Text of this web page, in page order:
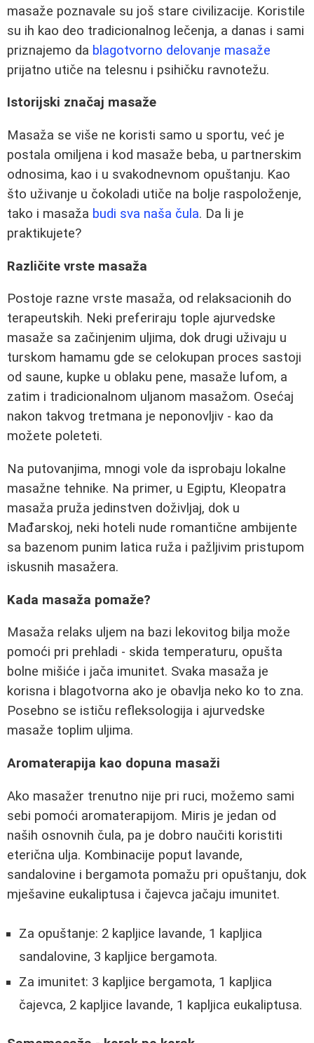
masaže poznavale su još stare civilizacije. Koristile
su ih kao deo tradicionalnog lečenja, a danas i sami
priznajemo da blagotvorno delovanje masaže
prijatno utiče na telesnu i psihičku ravnotežu.
Istorijski značaj masaže
Masaža se više ne koristi samo u sportu, već je
postala omiljena i kod masaže beba, u partnerskim
odnosima, kao i u svakodnevnom opuštanju. Kao
što uživanje u čokoladi utiče na bolje raspoloženje,
tako i masaža budi sva naša čula. Da li je
praktikujete?
Različite vrste masaža
Postoje razne vrste masaža, od relaksacionih do
terapeutskih. Neki preferiraju tople ajurvedske
masaže sa začinjenim uljima, dok drugi uživaju u
turskom hamamu gde se celokupan proces sastoji
od saune, kupke u oblaku pene, masaže lufom, a
zatim i tradicionalnom uljanom masažom. Osećaj
nakon takvog tretmana je neponovljiv - kao da
možete poleteti.
Na putovanjima, mnogi vole da isprobaju lokalne
masažne tehnike. Na primer, u Egiptu, Kleopatra
masaža pruža jedinstven doživljaj, dok u
Mađarskoj, neki hoteli nude romantične ambijente
sa bazenom punim latica ruža i pažljivim pristupom
iskusnih masažera.
Kada masaža pomaže?
Masaža relaks uljem na bazi lekovitog bilja može
pomoći pri prehladi - skida temperaturu, opušta
bolne mišiće i jača imunitet. Svaka masaža je
korisna i blagotvorna ako je obavlja neko ko to zna.
Posebno se ističu refleksologija i ajurvedske
masaže toplim uljima.
Aromaterapija kao dopuna masaži
Ako masažer trenutno nije pri ruci, možemo sami
sebi pomoći aromaterapijom. Miris je jedan od
naših osnovnih čula, pa je dobro naučiti koristiti
eterična ulja. Kombinacije poput lavande,
sandalovine i bergamota pomažu pri opuštanju, dok
mješavine eukaliptusa i čajevca jačaju imunitet.
Za opuštanje: 2 kapljice lavande, 1 kapljica
sandalovine, 3 kapljice bergamota.
Za imunitet: 3 kapljice bergamota, 1 kapljica
čajevca, 2 kapljice lavande, 1 kapljica eukaliptusa.